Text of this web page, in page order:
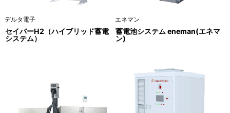
デルタ電子
セイバーH2（ハイブリッド蓄電
システム）
エネマン
蓄電池システム eneman(エネマ
ン)